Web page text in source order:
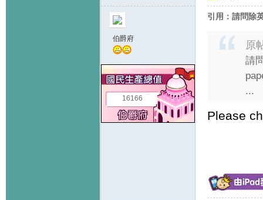
伯爵府
16166
引用：請問除
原
請
...
Please